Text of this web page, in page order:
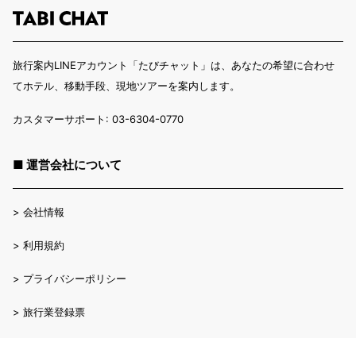
旅行案内LINEアカウント「たびチャット」は、あなたの希望に合わせ
てホテル、移動手段、現地ツアーを案内します。
カスタマーサポート: 03-6304-0770
■ 運営会社について
> 会社情報
> 利用規約
> プライバシーポリシー
> 旅行業登録票